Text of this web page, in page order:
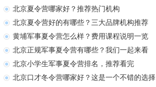
北京夏令营哪家好？推荐热门机构
北京夏令营好的有哪些？三大品牌机构推荐
黄埔军事夏令营怎么样？费用课程说明一览
北京正规军事夏令营有哪些？我们一起来看
北京小学生军事夏令营排名，推荐看完
北京口才冬令营哪家好？这是一个不错的选择